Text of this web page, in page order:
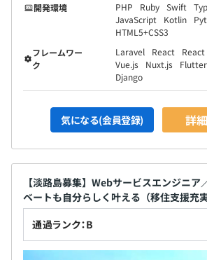
開発環境
PHP Ruby Swift
JavaScript
Kotlin
HTML5+CSS3
フレームワー
ク
Laravel React
Vue.js
Nuxt.js Flutter
Django
気になる(会員登録) 詳
【淡路島募集】Webサービスエンジニア
ベートも自分らしく叶える（移住支援充実
通過ランク：B